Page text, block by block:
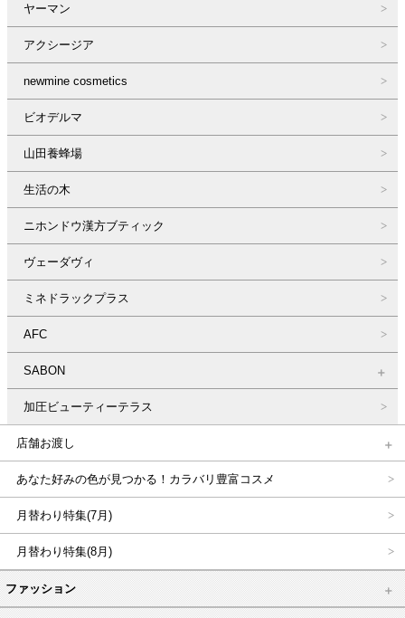
ヤーマン
アクシージア
newmine cosmetics
ビオデルマ
山田養蜂場
生活の木
ニホンドウ漢方ブティック
ヴェーダヴィ
ミネドラックプラス
AFC
SABON
加圧ビューティーテラス
店舗お渡し
あなた好みの色が見つかる！カラバリ豊富コスメ
月替わり特集(7月)
月替わり特集(8月)
ファッション